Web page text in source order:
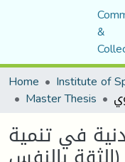
&
Home
Master Thesis
في تنمية